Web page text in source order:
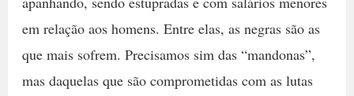
em relação aos homens. Entre elas, as negras são as
que mais sofrem. Precisamos sim das “mandonas”,
mas daquelas que são comprometidas com as lutas